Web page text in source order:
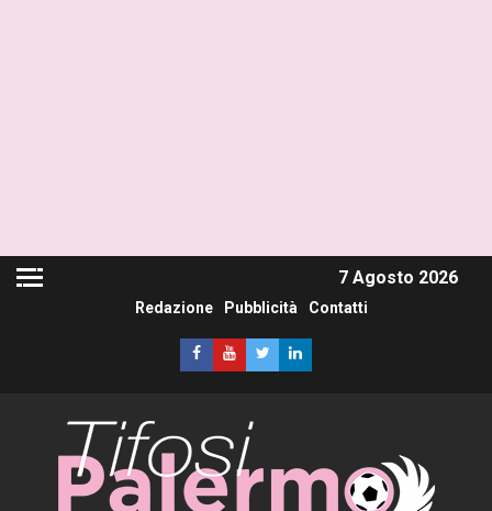
7 Agosto 2026
Redazione Pubblicità Contatti